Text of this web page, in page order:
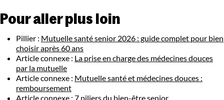
Pour aller plus loin
Pillier : Mutuelle santé senior 2026 : guide complet pour bien
choisir après 60 ans
Article connexe : La prise en charge des médecines douces
par la mutuelle
Article connexe : Mutuelle santé et médecines douces :
remboursement
Article connexe : 7 piliers du bien-être senior